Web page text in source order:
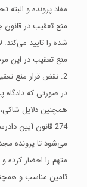
مفاد پرونده و
منع تعقیب در قانون
شده را تایید می‌کند‌.
منع تعقیب در این
2. نقض قرار منع تعقیب
در صورتی که دادگاه
همچنین دلایل
274 قانون آیین
می‌شود تا پرونده
متهم را احضار کرده
تامین مناسب و